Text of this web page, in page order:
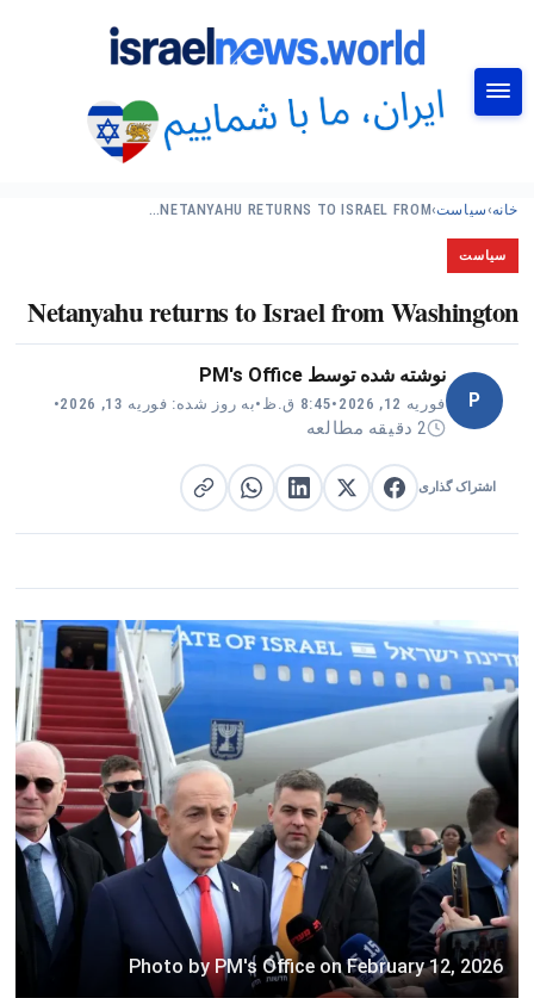
خانه›سیاست›
NETANYAHU RETURNS TO ISRAEL FROM…
سیاست
Netanyahu returns to Israel from Washington
P
نوشته شده توسط PM's Office
فوریه 12, 2026 •8:45 ق.ظ •به روز شده: فوریه 13, 2026 •
2 دقیقه مطالعه
اشتراک گذاری اشتراک گذاری در فیس‌بوک
اشتراک گذاری در X
اشتراک گذاری در لینکدین
اشتراک گذاری در واتساپ
کپی لینک
Photo by PM's Office on February 12, 2026